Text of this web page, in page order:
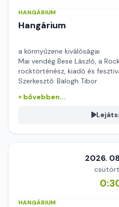
HANGÁRIUM
Hangárium
a könnyűzene kiválóságai
Mai vendég Bese László, a
rocktörténész, kiadó és
Szerkesztő: Balogh Tibor
» bővebben...
2026.
HANGÁRIUM